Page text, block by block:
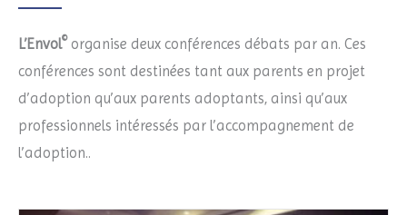
L’Envol©organise deux conférences débats par an. Ces
conférences sont destinées tant aux parents en projet
d’adoption qu’aux parents adoptants, ainsi qu’aux
professionnels intéressés par l’accompagnement de
l’adoption..